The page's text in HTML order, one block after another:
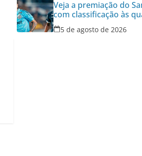
Veja a premiação do
com classificação às
Copa do Brasil
5 de agosto de 2026